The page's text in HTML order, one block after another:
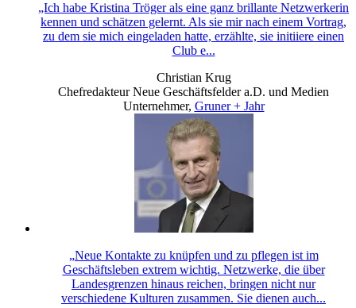
„Ich habe Kristina Tröger als eine ganz brillante Netzwerkerin
kennen und schätzen gelernt. Als sie mir nach einem Vortrag,
zu dem sie mich eingeladen hatte, erzählte, sie initiiere einen
Club e...
Christian Krug
Chefredakteur Neue Geschäftsfelder a.D. und Medien
Unternehmer, Gruner + Jahr
„Neue Kontakte zu knüpfen und zu pflegen ist im
Geschäftsleben extrem wichtig. Netzwerke, die über
Landesgrenzen hinaus reichen, bringen nicht nur
verschiedene Kulturen zusammen. Sie dienen auch...